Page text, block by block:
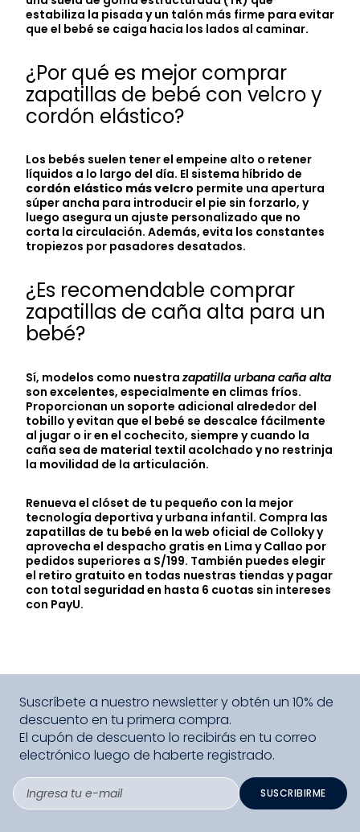
estabiliza la pisada y un talón más firme para evitar
que el bebé se caiga hacia los lados al caminar.
¿Por qué es mejor comprar
zapatillas de bebé con velcro y
cordón elástico?
Los bebés suelen tener el empeine alto o retener
líquidos a lo largo del día. El sistema híbrido de
cordón elástico más velcro permite una apertura
súper ancha para introducir el pie sin forzarlo, y
luego asegura un ajuste personalizado que no
corta la circulación. Además, evita los constantes
tropiezos por pasadores desatados.
¿Es recomendable comprar
zapatillas de caña alta para un
bebé?
Sí, modelos como nuestrazapatilla urbana caña alta
son excelentes, especialmente en climas fríos.
Proporcionan un soporte adicional alrededor del
tobillo y evitan que el bebé se descalce fácilmente
al jugar o ir en el cochecito, siempre y cuando la
caña sea de material textil acolchado y no restrinja
la movilidad de la articulación.
Renueva el clóset de tu pequeño con la mejor
tecnología deportiva y urbana infantil. Compra las
zapatillas de tu bebé en la web oficial de Colloky y
aprovecha el despacho gratis en Lima y Callao por
pedidos superiores a S/199. También puedes elegir
el retiro gratuito en todas nuestras tiendas y pagar
con total seguridad en hasta 6 cuotas sin intereses
con PayU.
Suscríbete a nuestro newsletter y obtén un 10% de
descuento en tu primera compra.
El cupón de descuento lo recibirás en tu correo
electrónico luego de haberte registrado.
SUSCRIBIRME